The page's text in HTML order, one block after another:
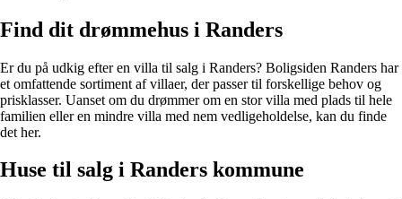
Find dit drømmehus i Randers
Er du på udkig efter en villa til salg i Randers? Boligsiden Randers har
et omfattende sortiment af villaer, der passer til forskellige behov og
prisklasser. Uanset om du drømmer om en stor villa med plads til hele
familien eller en mindre villa med nem vedligeholdelse, kan du finde
det her.
Huse til salg i Randers kommune